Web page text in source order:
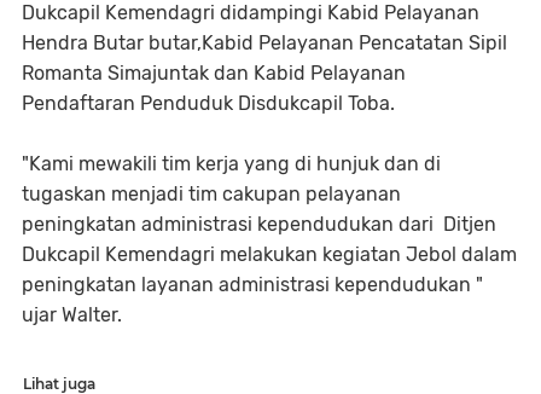
Dukcapil Kemendagri didampingi Kabid Pelayanan
Hendra Butar butar,Kabid Pelayanan Pencatatan Sipil
Romanta Simajuntak dan Kabid Pelayanan
Pendaftaran Penduduk Disdukcapil Toba.
"Kami mewakili tim kerja yang di hunjuk dan di
tugaskan menjadi tim cakupan pelayanan
peningkatan administrasi kependudukan dari Ditjen
Dukcapil Kemendagri melakukan kegiatan Jebol dalam
peningkatan layanan administrasi kependudukan "
ujar Walter.
Lihat juga